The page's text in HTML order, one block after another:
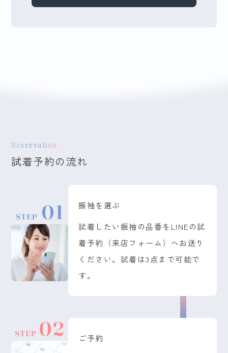
Reservation
試着予約の流れ
振袖を選ぶ
試着したい振袖の品番をLINEの試
着予約（来店フォーム）へお送り
ください。試着は3点まで可能で
す。
ご予約